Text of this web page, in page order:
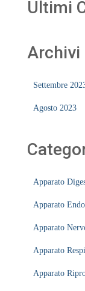
Ultimi
Archivi
Settembre
Agosto 2023
Apparato
Apparato
Apparato
Apparato
Apparato